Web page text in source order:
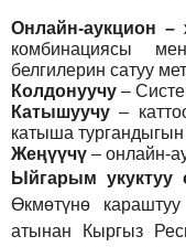
Онлайн-аукцион –
комбинациясы
белгилерин сатуу
Колдонуучу –
Катышуучу –
катыша
Жеңүүчү – онлайн-
Ыйгарым укуктуу
Өкмөтүнө
атынан Кыргыз